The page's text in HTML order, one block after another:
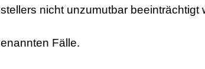
nicht unzumutbar beeinträchtigt
Fälle.